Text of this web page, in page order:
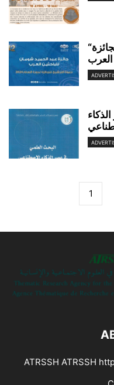
“الترشح للدورة الثانية و الأربعون لجائزة
العرب
1
ATRSSH ATRSSH